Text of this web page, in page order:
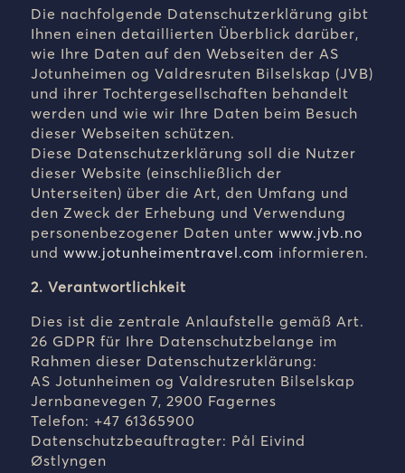
Die nachfolgende Datenschutzerklärung gibt
Ihnen einen detaillierten Überblick darüber,
wie Ihre Daten auf den Webseiten der AS
Jotunheimen og Valdresruten Bilselskap (JVB)
und ihrer Tochtergesellschaften behandelt
werden und wie wir Ihre Daten beim Besuch
dieser Webseiten schützen.
Diese Datenschutzerklärung soll die Nutzer
dieser Website (einschließlich der
Unterseiten) über die Art, den Umfang und
den Zweck der Erhebung und Verwendung
personenbezogener Daten unter www.jvb.no
und www.jotunheimentravel.com informieren.
2. Verantwortlichkeit
Dies ist die zentrale Anlaufstelle gemäß Art.
26 GDPR für Ihre Datenschutzbelange im
Rahmen dieser Datenschutzerklärung:
AS Jotunheimen og Valdresruten Bilselskap
Jernbanevegen 7, 2900 Fagernes
Telefon: +47 61365900
Datenschutzbeauftragter: Pål Eivind
Østlyngen